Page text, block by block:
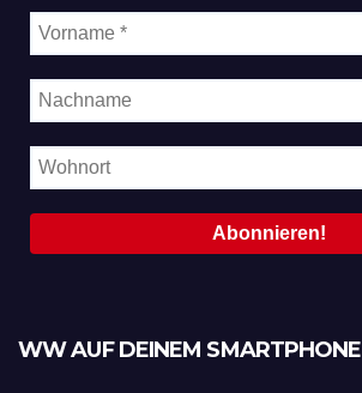
WW AUF DEINEM SMARTPHONE